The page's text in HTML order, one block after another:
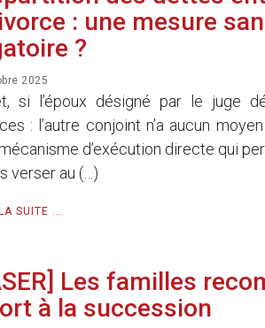
: une mesure
?
2025
si l’époux désigné par le juge
: l’autre conjoint n’a aucun
d’exécution directe qui
verser au (…)
SUITE ...
Les familles
à la succession